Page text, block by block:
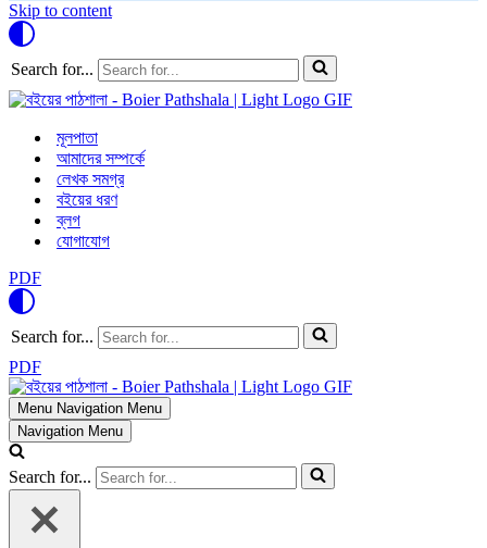
Skip to content
Search for...
মূলপাতা
আমাদের সম্পর্কে
লেখক সমগ্র
বইয়ের ধরণ
ব্লগ
যোগাযোগ
PDF
Search for...
PDF
Menu Navigation Menu
Navigation Menu
Search for...